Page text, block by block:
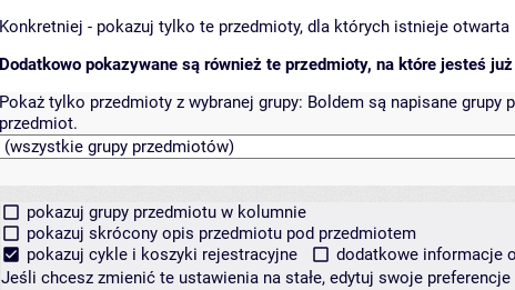
Konkretniej - pokazuj tylko te przedmioty, dla których istnieje
Dodatkowo pokazywane są również te przedmioty, na które jesteś
Pokaż tylko przedmioty z wybranej grupy: Boldem są napisane grupy
przedmiot.
pokazuj grupy przedmiotu w kolumnie
pokazuj skrócony opis przedmiotu pod przedmiotem
pokazuj cykle i koszyki rejestracyjne
dodatkowe informacje
Jeśli chcesz zmienić te ustawienia na stałe, edytuj swoje preferencje